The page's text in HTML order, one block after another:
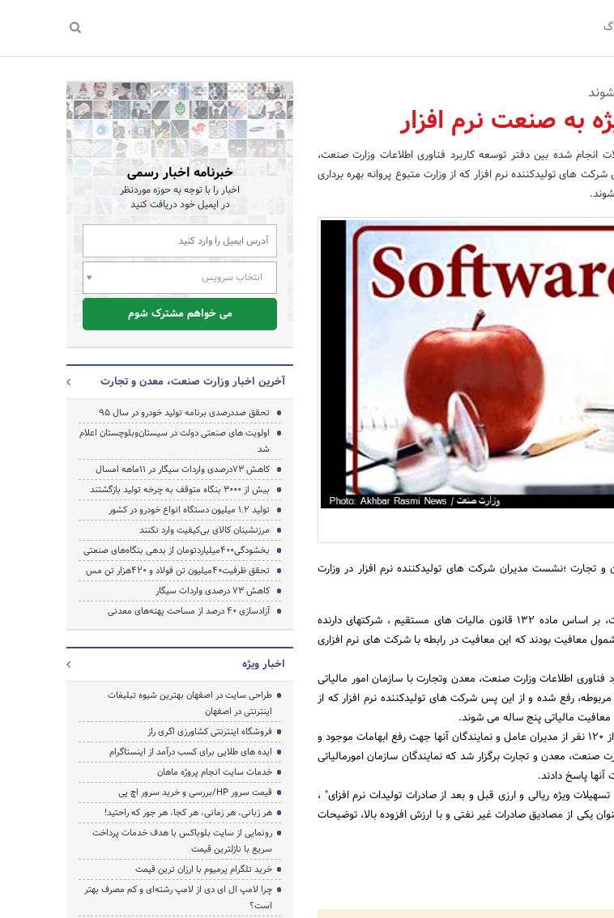
به صنعت نرم افزار
انجام شده بین دفتر توسعه کاربرد فناوری اطلاعات وزارت صنعت،
های تولیدکننده نرم افزار که از وزارت متبوع پروانه بهره برداری
تجارت ؛‌نشست مدیران شرکت های تولیدکننده نرم افزار در وزارت
براساس گزارش دفتر توسعه و کاربرد فناوری اطلاعات، بر اساس ماده 132 قانون مالیات های مستقیم ، شرکتهای دارنده
به مدت چهارسال مشمول معافیت بودند که این معافیت در رابطه با شرکت های نرم افزاری
فناوری اطلاعات وزارت صنعت، معدن وتجارت با سازمان امور مالیاتی
قانون مربوطه، رفع شده و از این پس شرکت های تولیدکننده نرم افزار که از
معافیت مالیاتی پنج ساله می شوند.
در این رابطه گردهمایی این شرکت ها با حضور بیش از 120 نفر از مدیران عامل و نمایندگان آنها جهت رفع ابهامات موجود و
صنعت، معدن و تجارت برگزار شد که نمایندگان سازمان امورمالیاتی
پاسخ دادند.
ویژه ریالی و ارزی قبل و بعد از صادرات تولیدات نرم افزای" ،
یکی از مصادیق صادرات غیر نفتی و با ارزش افزوده بالا، توضیحات
خبرنامه اخبار رسمی
اخبار را با توجه به حوزه موردنظر
در ایمیل خود دریافت کنید
انتخاب سرویس
می خواهم مشترک شوم
آخرین اخبار وزارت صنعت، معدن و تجارت
تحقق صددرصدی برنامه تولید خودرو در سال 95
اولویت های صنعتی دولت در سیستان‌وبلوچستان اعلام
شد
کاهش 73درصدی واردات سیگار در 11ماهه امسال
بیش از 3000 بنگاه متوقف به چرخه تولید بازگشتند
تولید 1.2 میلیون دستگاه انواع خودرو در کشور
مرزنشینان کالای بی‌کیفیت وارد نکنند
بخشودگی400میلیاردتومان از بدهی بنگاه‌های صنعتی
تحقق ظرفیت40میلیون تن فولاد و 420هزار تن مس
کاهش 73 درصدی واردات سیگار
آزادسازی 40 درصد از مساحت پهنه‌های معدنی
اخبار ویژه
طراحی سایت در اصفهان بهترین شیوه تبلیغات
اینترنتی در اصفهان
فروشگاه اینترنتی کشاورزی اگری راز
ایده های طلایی برای کسب درآمد از اینستاگرام
خدمات سایت انجام پروژه ماهان
قیمت سرور HP/بررسی و خرید سرور اچ پی
هر زبانی، هر زمانی، هر کجا، هر جور که راحتید!
رونمایی از سایت بلوباکس با هدف خدمات پرداخت
سریع با نازلترین قیمت
خرید تلگرام پرمیوم با ارزان ترین قیمت
چرا لامپ ال ای دی از لامپ رشته‌ای و کم مصرف بهتر
است؟